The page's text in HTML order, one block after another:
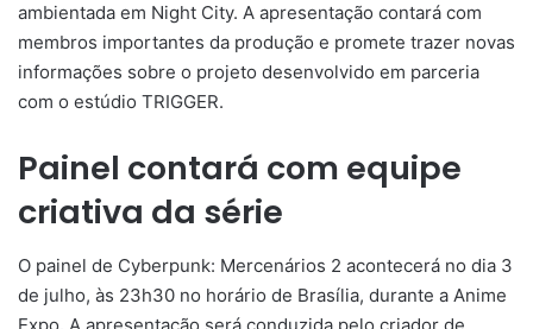
ambientada em Night City. A apresentação contará com
membros importantes da produção e promete trazer novas
informações sobre o projeto desenvolvido em parceria
com o estúdio TRIGGER.
Painel contará com equipe
criativa da série
O painel de Cyberpunk: Mercenários 2 acontecerá no dia 3
de julho, às 23h30 no horário de Brasília, durante a Anime